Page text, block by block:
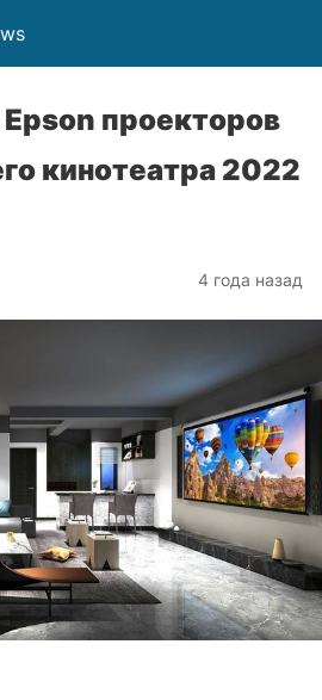
проекторов
кинотеатра 2022
4 года назад